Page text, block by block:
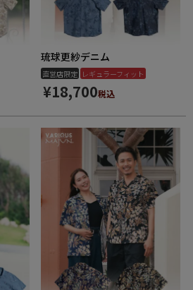
琉球更紗デニム
直営店限定 レギュラーフィット
¥18,700税込